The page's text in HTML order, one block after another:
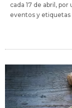
cada 17 de abril,
eventos y etiquetas